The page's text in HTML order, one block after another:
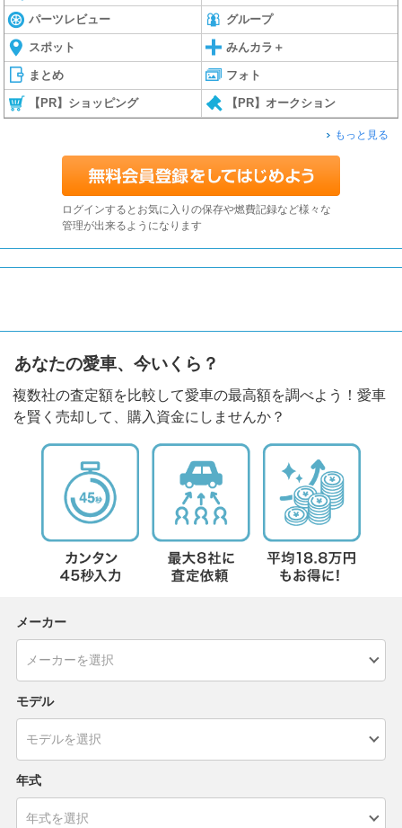
パーツレビュー グループ
スポット みんカラ＋
まとめ フォト
【PR】ショッピング 【PR】オークション
もっと見る
ログインするとお気に入りの保存や燃費記録など様々な
管理が出来るようになります
あなたの愛車、今いくら？
複数社の査定額を比較して愛車の最高額を調べよう！愛車
を賢く売却して、購入資金にしませんか？
メーカー
モデル
年式